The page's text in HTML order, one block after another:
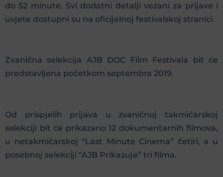
do 52 minute. Svi dodatni detalji vezani za prijave i
uvjete dostupni su na oficijelnoj festivalskoj stranici.
Zvanična selekcija AJB DOC Film Festivala bit će
predstavljena početkom septembra 2019.
Od prispjelih prijava u zvaničnoj takmičarskoj
selekciji bit će prikazano 12 dokumentarnih filmova,
u netakmičarskoj “Last Minute Cinema” četiri, a u
posebnoj selekciji “AJB Prikazuje” tri filma.